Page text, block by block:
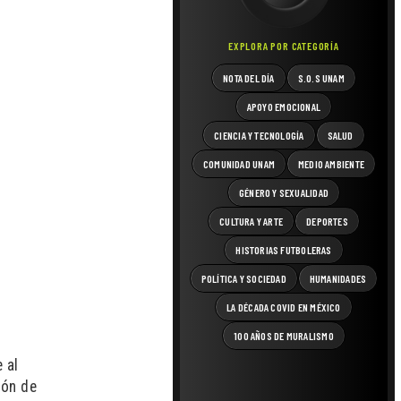
EXPLORA POR CATEGORÍA
NOTA DEL DÍA S.O.S UNAM
APOYO EMOCIONAL
CIENCIA Y TECNOLOGÍA SALUD
COMUNIDAD UNAM MEDIO AMBIENTE
GÉNERO Y SEXUALIDAD
CULTURA Y ARTE DEPORTES
HISTORIAS FUTBOLERAS
POLÍTICA Y SOCIEDAD HUMANIDADES
LA DÉCADA COVID EN MÉXICO
100 AÑOS DE MURALISMO
de